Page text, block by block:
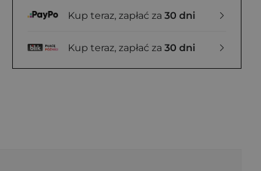
Kup teraz, zapłać za 30 dni
Kup teraz, zapłać za 30 dni